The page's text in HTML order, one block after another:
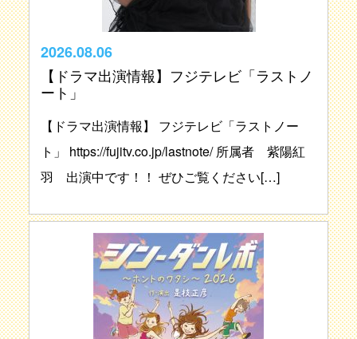
2026.08.06
【ドラマ出演情報】フジテレビ「ラストノ
ート」
【ドラマ出演情報】 フジテレビ「ラストノー
ト」 https://fujitv.co.jp/lastnote/ 所属者 紫陽紅
羽 出演中です！！ ぜひご覧ください[…]